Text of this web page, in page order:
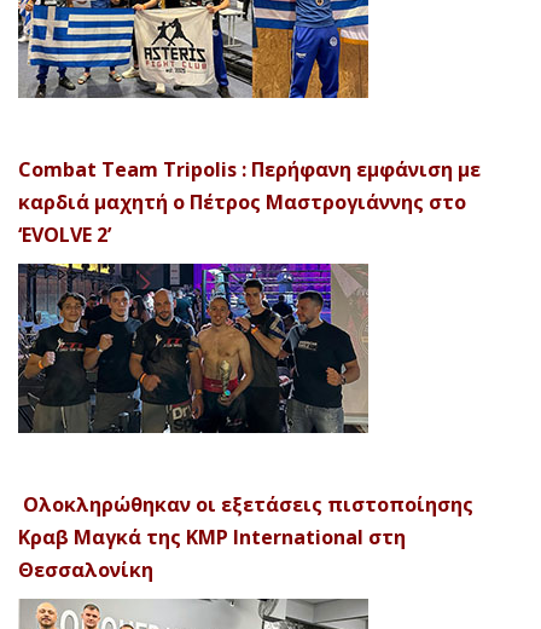
Combat Team Tripolis : Περήφανη εμφάνιση με
καρδιά μαχητή ο Πέτρος Μαστρογιάννης στο
‘EVOLVE 2’
Ολοκληρώθηκαν οι εξετάσεις πιστοποίησης
Κραβ Μαγκά της KMP International στη
Θεσσαλονίκη